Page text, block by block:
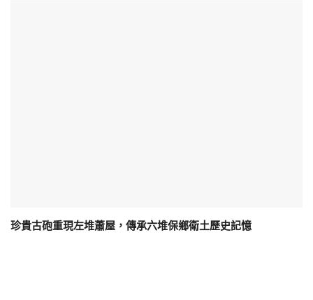
珍貴古砲重現左堆蕭屋，傳承六堆保鄉衛土歷史記憶